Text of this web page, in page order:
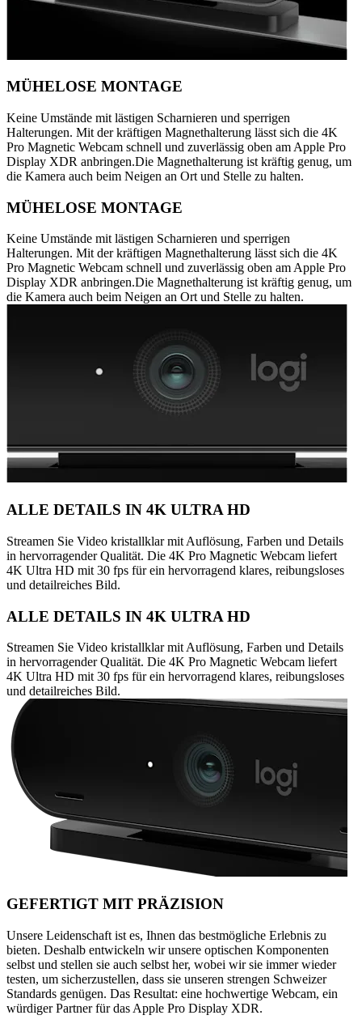
MÜHELOSE MONTAGE
Keine Umstände mit lästigen Scharnieren und sperrigen
Halterungen. Mit der kräftigen Magnethalterung lässt sich die 4K
Pro Magnetic Webcam schnell und zuverlässig oben am Apple Pro
Display XDR anbringen.Die Magnethalterung ist kräftig genug, um
die Kamera auch beim Neigen an Ort und Stelle zu halten.
MÜHELOSE MONTAGE
Keine Umstände mit lästigen Scharnieren und sperrigen
Halterungen. Mit der kräftigen Magnethalterung lässt sich die 4K
Pro Magnetic Webcam schnell und zuverlässig oben am Apple Pro
Display XDR anbringen.Die Magnethalterung ist kräftig genug, um
die Kamera auch beim Neigen an Ort und Stelle zu halten.
ALLE DETAILS IN 4K ULTRA HD
Streamen Sie Video kristallklar mit Auflösung, Farben und Details
in hervorragender Qualität. Die 4K Pro Magnetic Webcam liefert
4K Ultra HD mit 30 fps für ein hervorragend klares, reibungsloses
und detailreiches Bild.
ALLE DETAILS IN 4K ULTRA HD
Streamen Sie Video kristallklar mit Auflösung, Farben und Details
in hervorragender Qualität. Die 4K Pro Magnetic Webcam liefert
4K Ultra HD mit 30 fps für ein hervorragend klares, reibungsloses
und detailreiches Bild.
GEFERTIGT MIT PRÄZISION
Unsere Leidenschaft ist es, Ihnen das bestmögliche Erlebnis zu
bieten. Deshalb entwickeln wir unsere optischen Komponenten
selbst und stellen sie auch selbst her, wobei wir sie immer wieder
testen, um sicherzustellen, dass sie unseren strengen Schweizer
Standards genügen. Das Resultat: eine hochwertige Webcam, ein
würdiger Partner für das Apple Pro Display XDR.